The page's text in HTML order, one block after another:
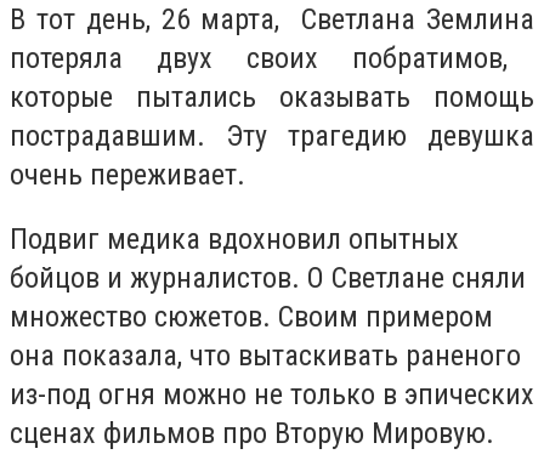
В тот день, 26 марта,
Светлана Землина
потеряла двух своих побратимов,
которые пытались оказывать помощь
пострадавшим. Эту трагедию девушка
очень переживает.
Подвиг медика вдохновил опытных
бойцов и журналистов. О Светлане сняли
множество сюжетов. Своим примером
она показала, что вытаскивать раненого
из-под огня можно не только в эпических
сценах фильмов про Вторую Мировую.